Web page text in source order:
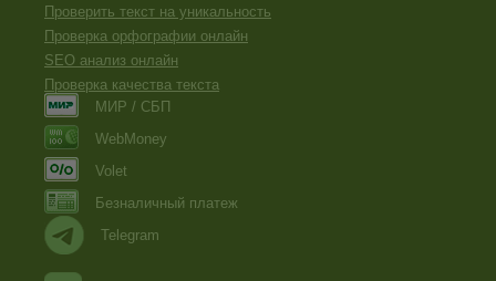
Проверить текст на уникальность
Проверка орфографии онлайн
SEO анализ онлайн
Проверка качества текста
МИР / СБП
WebMoney
Volet
Безналичный платеж
Telegram